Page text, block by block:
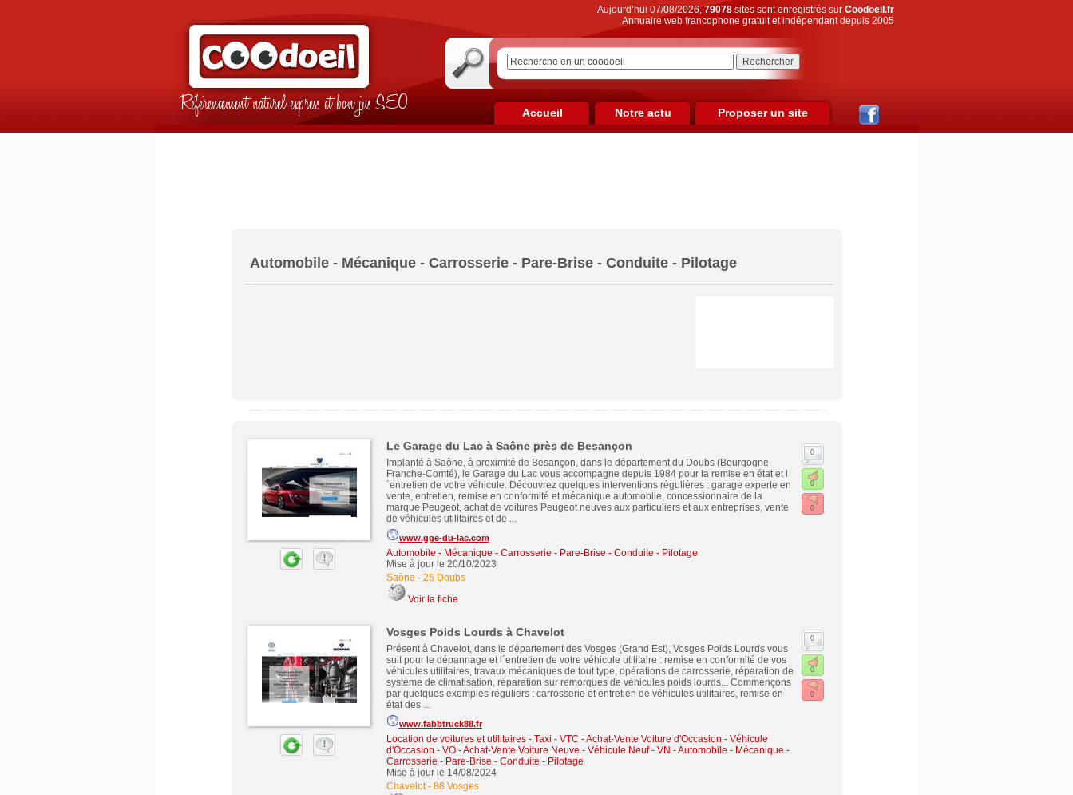
Référencement naturel express et bon jus SEO
Aujourd’hui 07/08/2026,79078sites sont enregistrés sur Coodoeil.fr
Annuaire web francophone gratuit et indépendant depuis 2005
Accueil Notre actu Proposer un site
Automobile - Mécanique - Carrosserie - Pare-Brise - Conduite - Pilotage
Le Garage du Lac à Saône près de Besançon
Implanté à Saône, à proximité de Besançon, dans le département du Doubs (Bourgogne-
Franche-Comté), le Garage du Lac vous accompagne depuis 1984 pour la remise en état et l
´entretien de votre véhicule. Découvrez quelques interventions régulières : garage experte en
vente, entretien, remise en conformité et mécanique automobile, concessionnaire de la
marque Peugeot, achat de voitures Peugeot neuves aux particuliers et aux entreprises, vente
de véhicules utilitaires et de ...
www.gge-du-lac.com
Automobile - Mécanique - Carrosserie - Pare-Brise - Conduite - Pilotage
Mise à jour le 20/10/2023
Saône - 25 Doubs
Voir la fiche
0
0
0
Vosges Poids Lourds à Chavelot
Présent à Chavelot, dans le département des Vosges (Grand Est), Vosges Poids Lourds vous
suit pour le dépannage et l´entretien de votre véhicule utilitaire : remise en conformité de vos
véhicules utilitaires, travaux mécaniques de tout type, opérations de carrosserie, réparation de
système de climatisation, réparation sur remorques de véhicules poids lourds... Commençons
par quelques exemples réguliers : carrosserie et entretien de véhicules utilitaires, remise en
état des ...
www.fabbtruck88.fr
Location de voitures et utilitaires - Taxi - VTC -Achat-Vente Voiture d'Occasion - Véhicule
d'Occasion - VO-Achat-Vente Voiture Neuve - Véhicule Neuf - VN -Automobile - Mécanique -
Carrosserie - Pare-Brise - Conduite - Pilotage
Mise à jour le 14/08/2024
Chavelot- 88 Vosges
0
0
0